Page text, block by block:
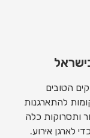
הטובים
להתארגנות
ותסרוקות כלה
לארגן אירוע.